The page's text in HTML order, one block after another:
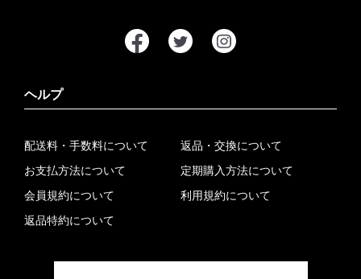
ヘルプ
配送料・手数料について
お支払方法について
会員規約について
返品特約について
返品・交換について
定期購入方法について
利用規約について